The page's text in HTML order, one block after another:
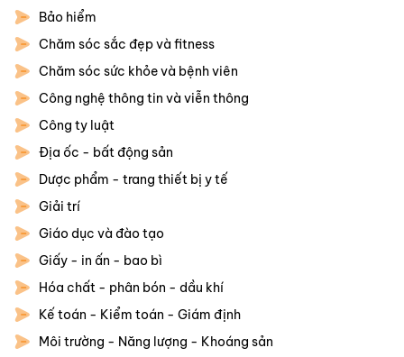
Bảo hiểm
Chăm sóc sắc đẹp và fitness
Chăm sóc sức khỏe và bệnh viên
Công nghệ thông tin và viễn thông
Công ty luật
Địa ốc - bất động sản
Dược phẩm - trang thiết bị y tế
Giải trí
Giáo dục và đào tạo
Giấy - in ấn - bao bì
Hóa chất - phân bón - dầu khí
Kế toán - Kiểm toán - Giám định
Môi trường - Năng lượng - Khoáng sản